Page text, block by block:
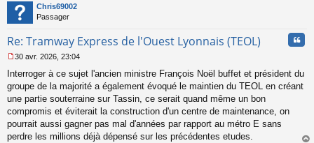
Chris69002
Passager
Re: Tramway Express de l'Ouest Lyonnais (TEOL)
e
s
s
g
e
n
30 avr. 2026, 23:04
Interroger à ce sujet l'ancien ministre François Noël buffet et président du
groupe de la majorité a également évoqué le maintien du TEOL en créant
une partie souterraine sur Tassin, ce serait quand même un bon
compromis et éviterait la construction d'un centre de maintenance, on
pourrait aussi gagner pas mal d'années par rapport au métro E sans
perdre les millions déjà dépensé sur les précédentes etudes.